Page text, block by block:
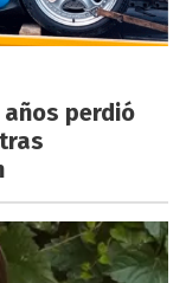
años perdió